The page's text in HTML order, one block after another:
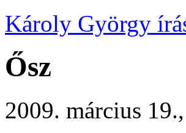
Károly György
Ősz
2009. március